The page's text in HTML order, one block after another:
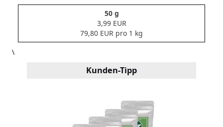
50 g
3,99 EUR
79,80 EUR pro 1 kg
\
Kunden-Tipp